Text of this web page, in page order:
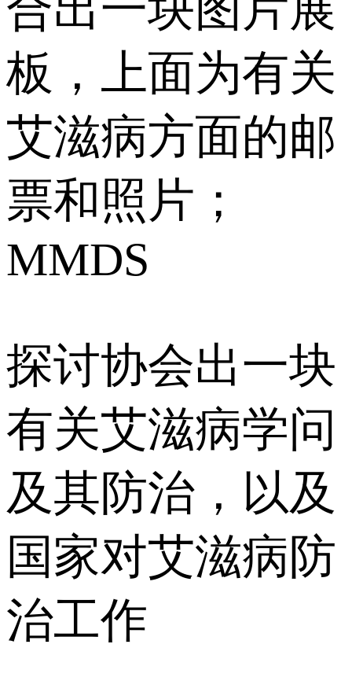
板，上面为有关
艾滋病方面的邮
票和照片；
MMDS
探讨协会出一块
有关艾滋病学问
及其防治，以及
国家对艾滋病防
治工作